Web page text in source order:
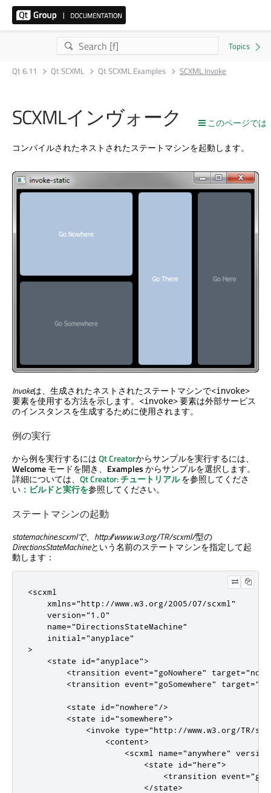
Qt 6.11 Qt SCXML Qt SCXML Examples SCXML Invoke
このページでは
SCXMLインヴォーク
コンパイルされたネストされたステートマシンを起動します。
Invokeは、生成されたネストされたステートマシンで<invoke>
要素を使用する方法を示します。 <invoke>要素は外部サービス
のインスタンスを生成するために使用されます。
例の実行
から例を実行するにはQt Creatorからサンプルを実行するには、
Welcomeモードを開き、 Examplesからサンプルを選択します。
詳細については、 Qt Creator:チュートリアルを参照してくださ
い ：ビルドと実行を参照してください。
ステートマシンの起動
statemachine.scxmlで、 http://www.w3.org/TR/scxml/型の
DirectionsStateMachineという名前のステートマシンを指定して起
動します：
<scxml
xmlns="http://www.w3.org/2005/07/scxml"
version="1.0"
name="DirectionsStateMachine"
initial ="anyplace"
>
<state
id="anyplace">
<transition event="goNowhere" target=
<transition event="goSomewhere" target=
<state id="nowhere" />
<state
id="somewhere">
<invoke
type="http://www.w3.org/TR/
<content>
<scxml
name="anywhere" version
<state
id="here">
<transition event=
</state>